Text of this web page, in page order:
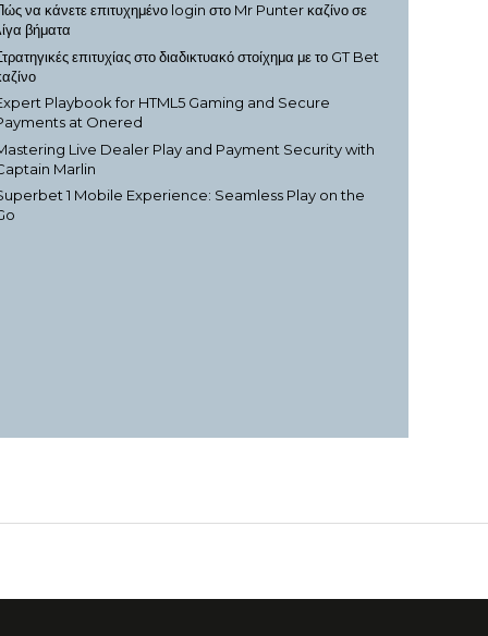
να κάνετε επιτυχημένο login στο Mr Punter καζίνο σε
βήματα
επιτυχίας στο διαδικτυακό στοίχημα με το GT Bet
Playbook for HTML5 Gaming and Secure
at Onered
Live Dealer Play and Payment Security with
Marlin
1 Mobile Experience: Seamless Play on the